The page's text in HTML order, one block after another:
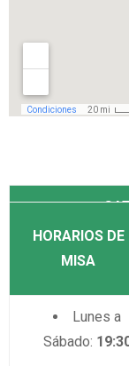
HORARIOS DE
MISA
Lunes a
Sábado: